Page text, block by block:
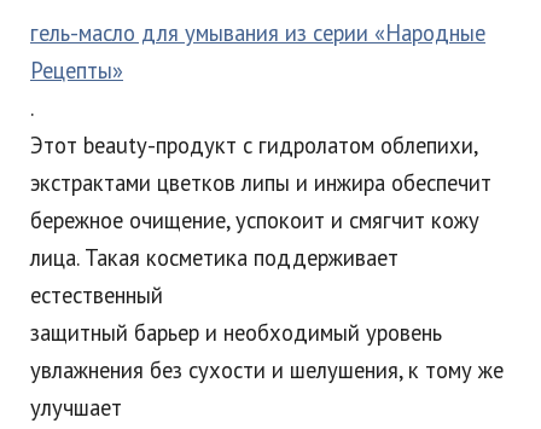
гель-масло для умывания из серии «Народные
Рецепты»
.
Этот beauty-продукт с гидролатом облепихи,
экстрактами цветков липы и инжира обеспечит
бережное очищение, успокоит и смягчит кожу
лица. Такая косметика поддерживает
естественный
защитный барьер и необходимый уровень
увлажнения без сухости и шелушения, к тому же
улучшает